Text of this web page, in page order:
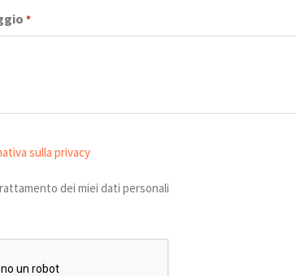
*
sulla privacy
dei miei dati personali